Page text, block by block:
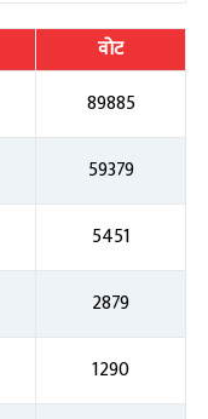
वोट
89885
59379
5451
2879
1290